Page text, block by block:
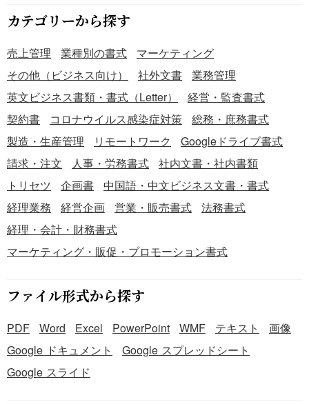
カテゴリーから探す
売上管理 業種別の書式
マーケティング
その他（ビジネス向け）
社外文書
業務管理
英文ビジネス書類・書式（Letter）
経営・監査書式
契約書
コロナウイルス感染症対策
総務・庶務書式
製造・生産管理
リモートワーク
Googleドライブ書式
請求・注文
人事・労務書式
社内文書・社内書類
トリセツ
企画書
中国語・中文ビジネス文書・書式
経理業務
経営企画 営業・販売書式
法務書式
経理・会計・財務書式
マーケティング・販促・プロモーション書式
ファイル形式から探す
PDF Word Excel PowerPoint WMF テキスト
画像
Google ドキュメント
Google スプレッドシート
Google スライド